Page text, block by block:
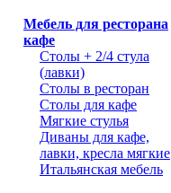
Мебель для ресторана
кафе
Столы + 2/4 стула
(лавки)
Столы в ресторан
Столы для кафе
Мягкие стулья
Диваны для кафе,
лавки, кресла мягкие
Итальянская мебель